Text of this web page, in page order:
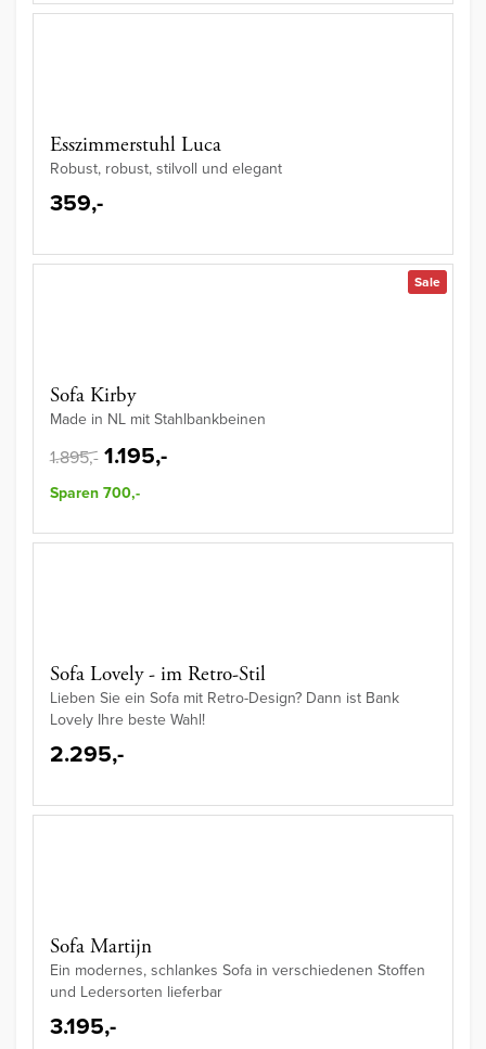
Esszimmerstuhl Luca
Robust, robust, stilvoll und elegant
359,-
Sale
Sofa Kirby
Made in NL mit Stahlbankbeinen
1.895,- 1.195,-
Sparen 700,-
Sofa Lovely - im Retro-Stil
Lieben Sie ein Sofa mit Retro-Design? Dann ist Bank
Lovely Ihre beste Wahl!
2.295,-
Sofa Martijn
Ein modernes, schlankes Sofa in verschiedenen Stoffen
und Ledersorten lieferbar
3.195,-